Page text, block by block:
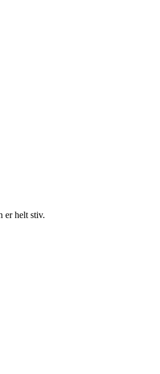
er helt stiv.